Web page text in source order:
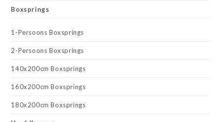
Boxsprings
1-Persoons Boxsprings
2-Persoons Boxsprings
140x200cm Boxsprings
160x200cm Boxsprings
180x200cm Boxsprings